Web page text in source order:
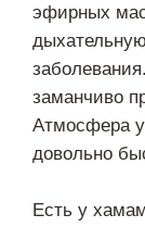
эфирных
заманчиво
Атмосфера
довольно
Есть у